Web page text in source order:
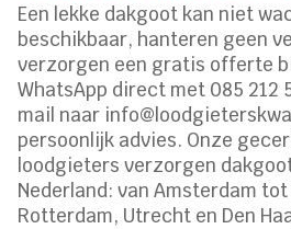
Een lekke dakgoot kan niet
beschikbaar, hanteren geen
verzorgen een gratis offerte
WhatsApp direct met 085 212
mail naar
persoonlijk advies. Onze
loodgieters verzorgen
Nederland: van Amsterdam
Rotterdam, Utrecht en Den